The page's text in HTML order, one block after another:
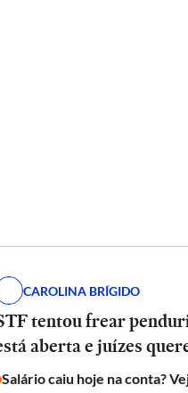
CAROLINA BRÍGIDO
tentou frear
aberta e juízes
Salário caiu hoje na conta?